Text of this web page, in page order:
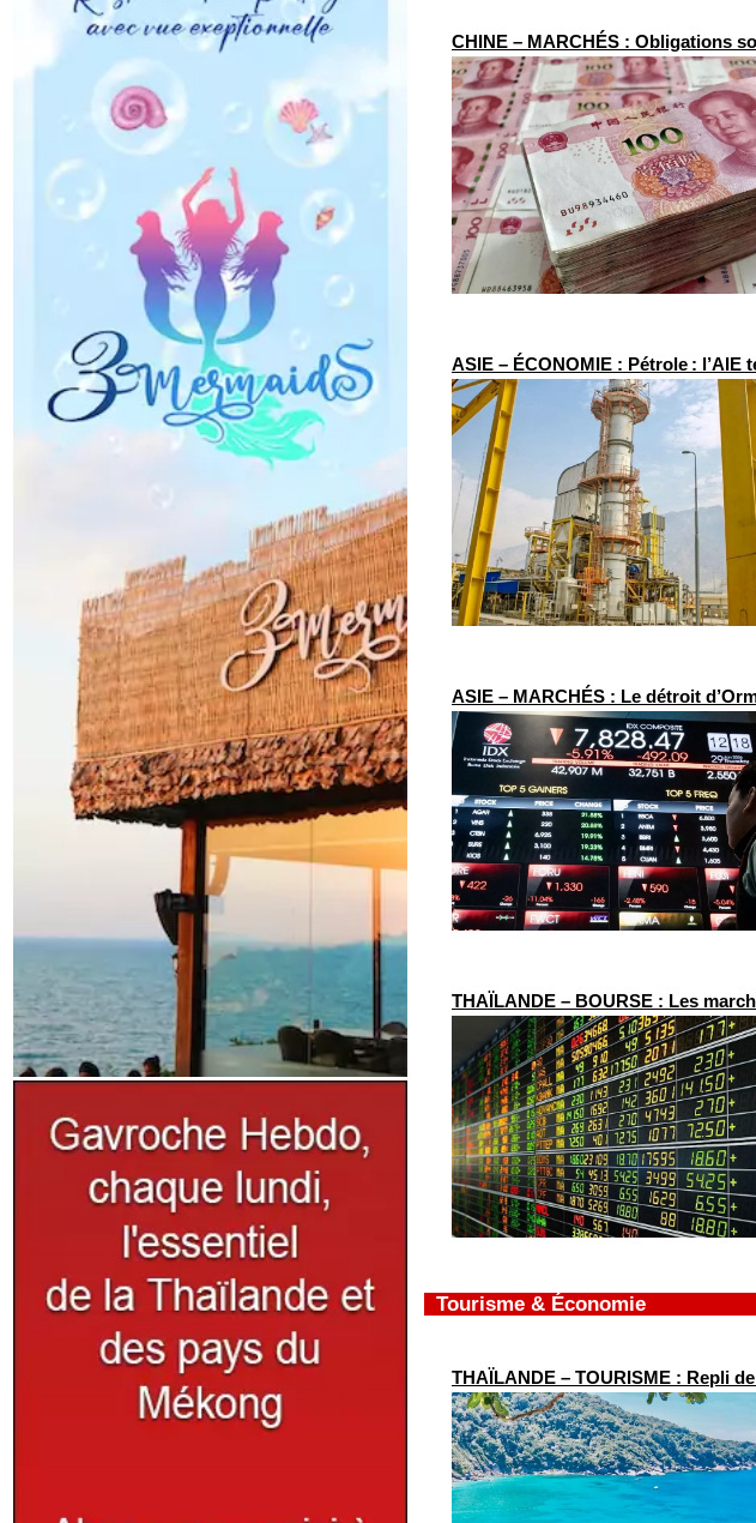
CHINE – MARCHÉS : Obligations
ASIE – ÉCONOMIE : Pétrole :
ASIE – MARCHÉS : Le détroit
THAÏLANDE – BOURSE : Les
Tourisme & Économie
THAÏLANDE – TOURISME : Repli